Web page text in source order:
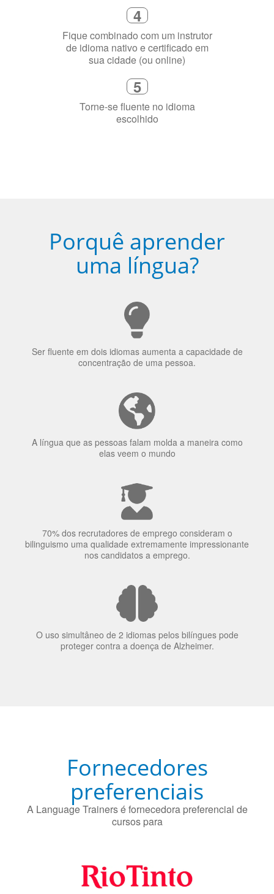
Diga-nos exatamente por que você
precisa aprender a língua
4
Fique combinado com um instrutor
de idioma nativo e certificado em
sua cidade (ou online)
5
Porquê aprender
uma língua?
concentração de uma pessoa.
elas veem o mundo
70% dos recrutadores de emprego consideram o
nos candidatos a emprego.
Fornecedores
preferenciais